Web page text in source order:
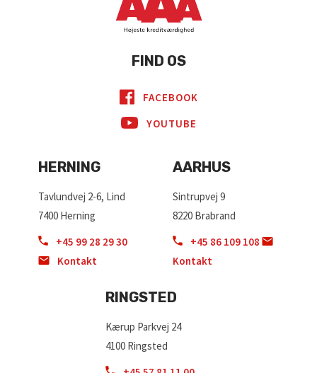
FIND OS
FACEBOOK
YOUTUBE
HERNING
Tavlundvej 2-6, Lind
7400 Herning
+45 99 28 29 30
Kontakt
AARHUS
Sintrupvej 9
8220 Brabrand
+45 86 109 108
Kontakt
RINGSTED
Kærup Parkvej 24
4100 Ringsted